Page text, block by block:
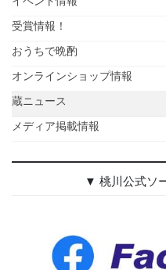
り
受賞情報！
おうちで晩酌
オンラインショップ情報
蔵ニュース
メディア掲載情報
▼ 桃川公式ソ